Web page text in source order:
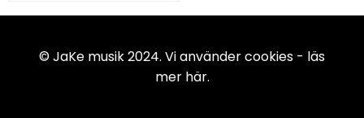
© JaKe musik 2024. Vi använder cookies - läs
mer här.